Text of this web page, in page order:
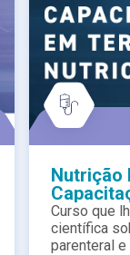
Nutrição
Curso que
científica
parenteral